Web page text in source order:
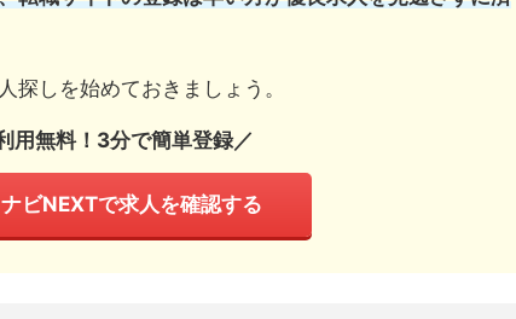
探しを始めておきましょう。
用無料！3分で簡単登録／
ナビNEXTで求人を確認する